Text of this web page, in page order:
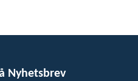
Nyhetsbrev